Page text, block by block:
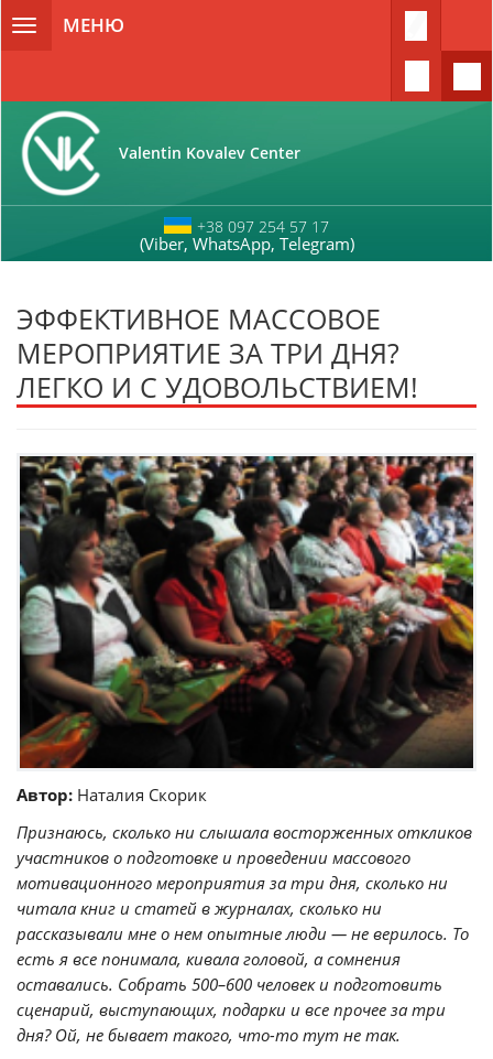
ToggleМЕНЮ
Valentin Kovalev Center
+38 097 254 57 17
(Viber, WhatsApp, Telegram)
ЭФФЕКТИВНОЕ МАССОВОЕ
МЕРОПРИЯТИЕ ЗА ТРИ ДНЯ?
ЛЕГКО И С УДОВОЛЬСТВИЕМ!
Автор: Наталия Скорик
Признаюсь, сколько ни слышала восторженных откликов
участников о подготовке и проведении массового
мотивационного мероприятия за три дня, сколько ни
читала книг и статей в журналах, сколько ни
рассказывали мне о нем опытные люди — не верилось. То
есть я все понимала, кивала головой, а сомнения
оставались. Собрать 500–600 человек и подготовить
сценарий, выступающих, подарки и все прочее за три
дня? Ой, не бывает такого, что-то тут не так.